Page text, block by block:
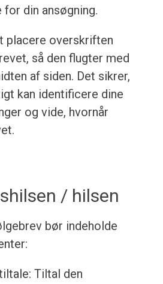
for din ansøgning.
placere overskriften
så den flugter med
af siden. Det sikrer,
kan identificere dine
og vide, hvornår
/ hilsen
bør indeholde
Tiltal den